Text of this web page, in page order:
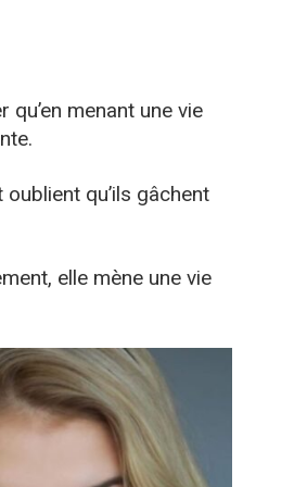
menant une vie
qu’ils gâchent
elle mène une vie